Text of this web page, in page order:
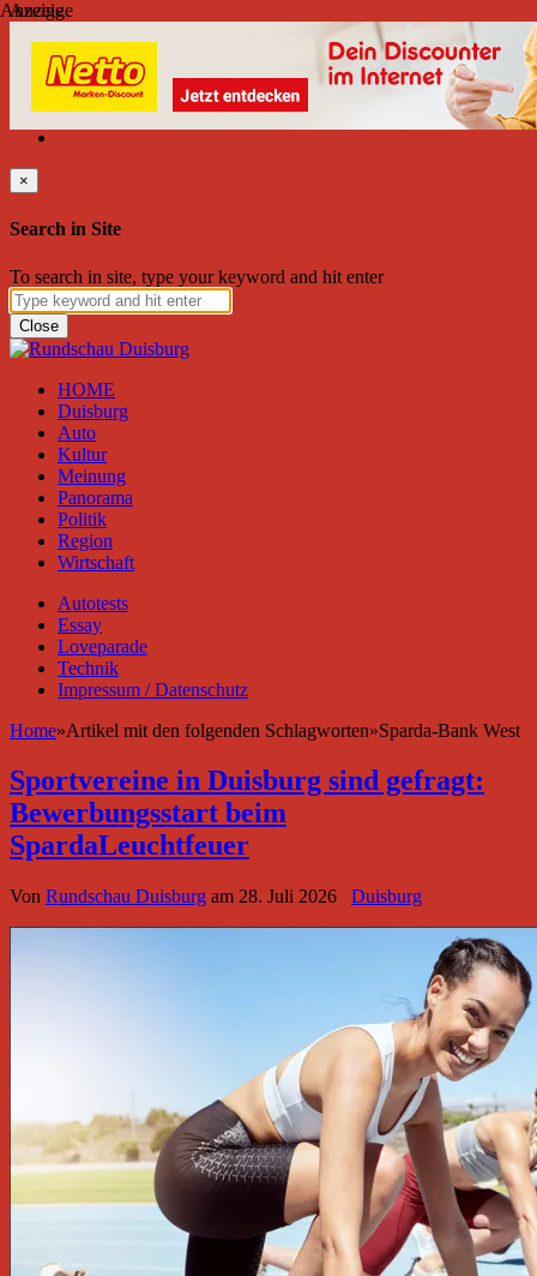
Donnerstag, August 06, 2026
Friend on Facebook Follow on Twitter
Subscribe to RSS
Search
×
Search in Site
To search in site, type your keyword and hit enter
Close
HOME
Duisburg
Auto
Kultur
Meinung
Panorama
Politik
Region
Wirtschaft
Autotests
Essay
Loveparade
Technik
Impressum / Datenschutz
Home»Artikel mit den folgenden Schlagworten»Sparda-Bank West
Sportvereine in Duisburg sind gefragt:
Bewerbungsstart beim
SpardaLeuchtfeuer
Von Rundschau Duisburg am 28. Juli 2026 Duisburg
Anzeige
Anzeige